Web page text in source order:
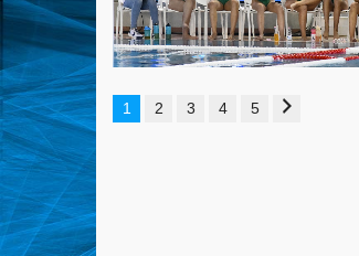
1 2 3 4 5